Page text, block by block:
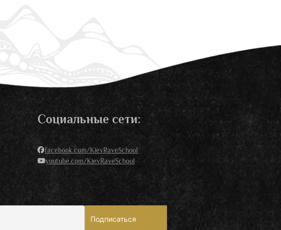
Социальные сети:
facebook.com/KievRaveSchool
youtube.com/KievRaveSchool